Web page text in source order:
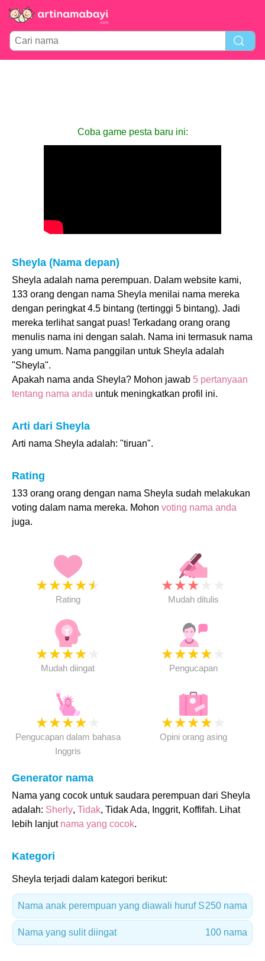
Coba game pesta baru ini:
Sheyla (Nama depan)
Sheyla adalah nama perempuan. Dalam website kami,
133 orang dengan nama Sheyla menilai nama mereka
dengan peringkat 4.5 bintang (tertinggi 5 bintang). Jadi
mereka terlihat sangat puas! Terkadang orang orang
menulis nama ini dengan salah. Nama ini termasuk nama
yang umum. Nama panggilan untuk Sheyla adalah
"Sheyla".
Apakah nama anda Sheyla? Mohon jawab 5 pertanyaan
tentang nama anda untuk meningkatkan profil ini.
Arti dari Sheyla
Arti nama Sheyla adalah: "tiruan".
Rating
133 orang orang dengan nama Sheyla sudah melakukan
voting dalam nama mereka. Mohon voting nama anda
juga.
★★★★★
Rating
★★★
Mudah ditulis
★★★★
Mudah diingat
★★★★
Pengucapan
★★★★
Pengucapan dalam bahasa
Inggris
★★★★
Opini orang asing
Generator nama
Nama yang cocok untuk saudara perempuan dari Sheyla
adalah: Sherly, Tidak, Tidak Ada, Inggrit, Koffifah. Lihat
lebih lanjut nama yang cocok.
Kategori
Sheyla terjadi dalam kategori berikut:
Nama anak perempuan yang diawali huruf S250 nama
Nama yang sulit diingat 100 nama